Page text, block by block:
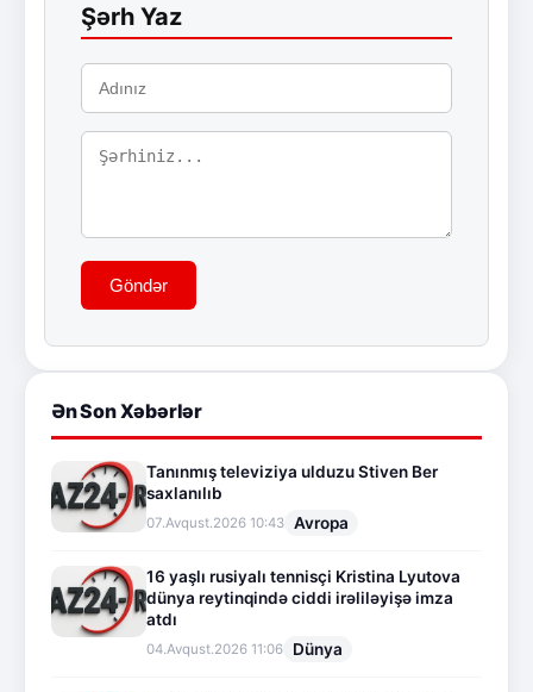
Şərh Yaz
Göndər
Ən Son Xəbərlər
Tanınmış televiziya ulduzu Stiven Ber
saxlanılıb
07.Avqust.2026 10:43 Avropa
16 yaşlı rusiyalı tennisçi Kristina Lyutova
dünya reytinqində ciddi irəliləyişə imza
atdı
04.Avqust.2026 11:06 Dünya